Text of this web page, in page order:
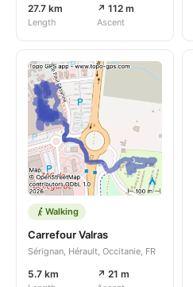
27.7 km
Length
↗ 112 m
Ascent
Walking
Carrefour Valras
Sérignan, Hérault, Occitanie, FR
5.7 km ↗ 21 m